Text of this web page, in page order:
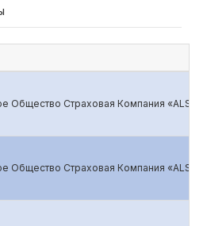
Общество Страховая Компания
Общество Страховая Компания